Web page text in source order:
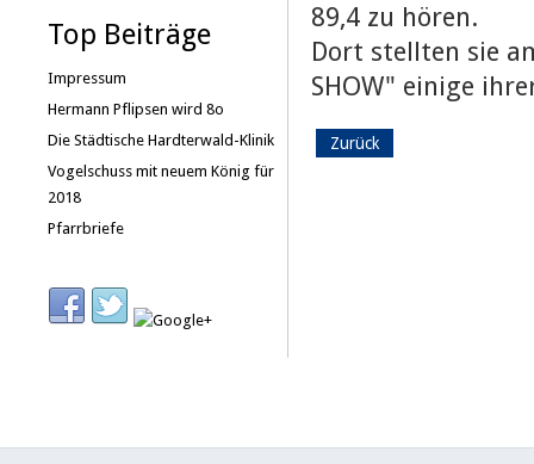
Top Beiträge
Impressum
Hermann Pflipsen wird 8o
Die Städtische Hardterwald-Klinik
Vogelschuss mit neuem König für
2018
Pfarrbriefe
89,4 zu hören.
Dort stellten sie
SHOW" einige
Zurück